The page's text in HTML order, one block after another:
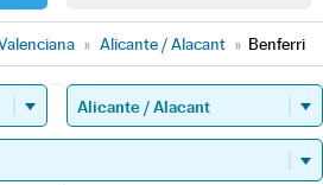
» Alicante / Alacant » Benferri